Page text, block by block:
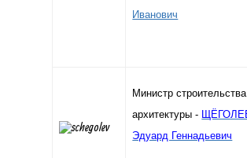
Иванович
Министр
архитектуры -
Эдуард Геннадьевич